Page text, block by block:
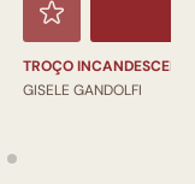
TROÇO
GISELE GANDOLFI